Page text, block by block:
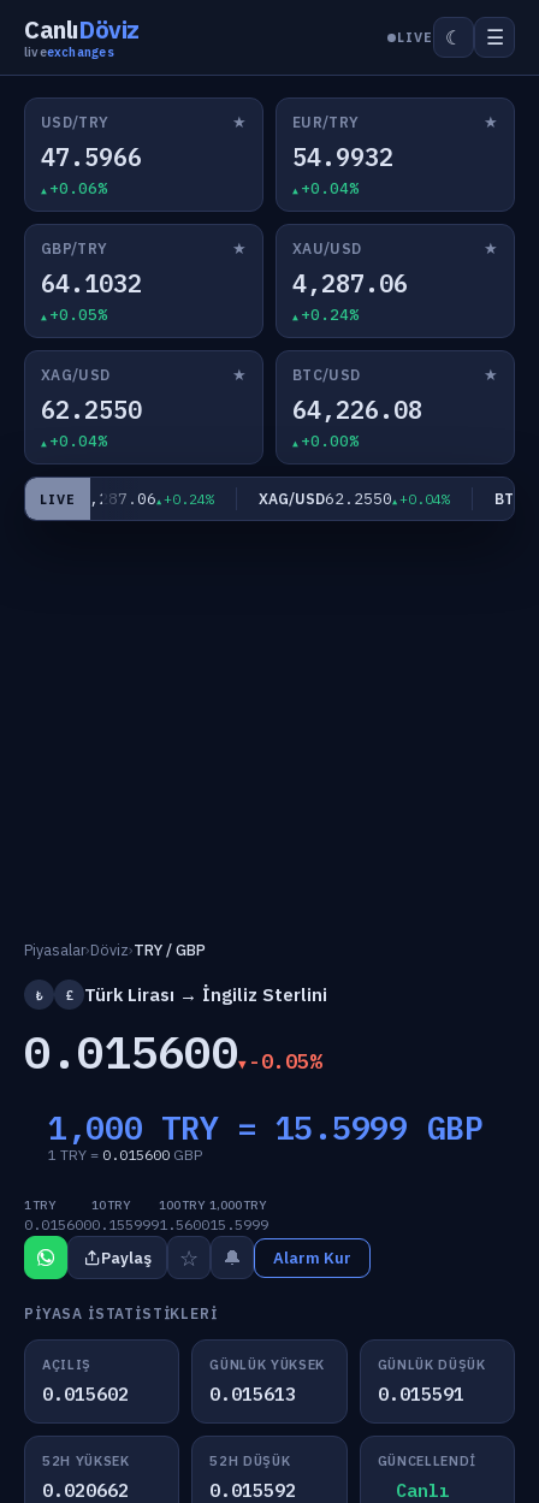
CanlıDöviz
liveexchanges
LIVE ☾ ☰
USD/TRY ★
47.5966
+0.06%
EUR/TRY ★
54.9932
+0.04%
GBP/TRY ★
64.1032
+0.05%
XAU/USD ★
4,287.06
+0.24%
XAG/USD ★
62.2550
+0.04%
BTC/USD ★
64,226.08
+0.00%
LIVE
XAU/USD4,287.06 +0.24% XAG/USD62.2550 +0.04% BTC/
Piyasalar›Döviz›TRY / GBP
₺ £ Türk Lirası → İngiliz Sterlini
0.015600 -0.05%
1,000 TRY = 15.5999 GBP
1 TRY = 0.015600 GBP
1 TRY
0.015600
10 TRY
0.155999
100 TRY
1.5600
1,000 TRY
15.5999
Paylaş ☆ 🔔 Alarm Kur
PIYASA İSTATISTIKLERI
AÇILIŞ
0.015602
GÜNLÜK YÜKSEK
0.015613
GÜNLÜK DÜŞÜK
0.015591
52H YÜKSEK
0.020662
52H DÜŞÜK
0.015592
GÜNCELLENDI
Canlı